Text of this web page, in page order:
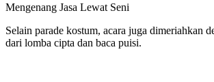
Mengenang Jasa Lewat Seni
Selain parade kostum, acara juga dimeriahkan
dari lomba cipta dan baca puisi.